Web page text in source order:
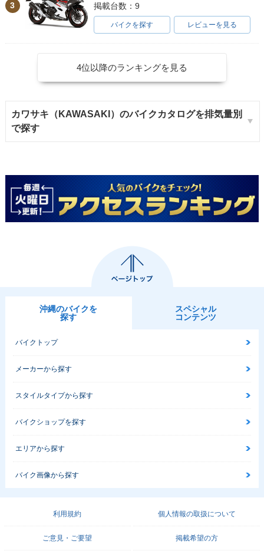
3
掲載台数：9
バイクを探す レビューを見る
4位以降のランキングを見る
カワサキ（KAWASAKI）のバイクカタログを排気量別
で探す
沖縄のバイクを
探す
スペシャル
コンテンツ
バイクトップ
メーカーから探す
スタイルタイプから探す
バイクショップを探す
エリアから探す
バイク画像から探す
利用規約 個人情報の取扱について
ご意見・ご要望 掲載希望の方